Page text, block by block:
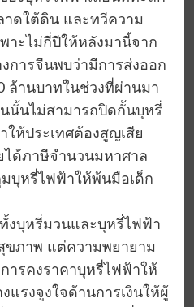
าดใต้ดิน และทวีความ
าะไม่กี่ปีให้หลังมานี้จาก
การจีนพบว่ามีการส่งออก
ล้านบาทในช่วงที่ผ่านมา
นั้นไม่สามารถปิดกั้นบุหรี่
ให้ประเทศต้องสูญเสีย
ได้ภาษีจำนวนมหาศาล
บุหรี่ไฟฟ้าให้พ้นมือเด็ก
งบุหรี่มวนและบุหรี่ไฟฟ้า
ขภาพ แต่ความพยายาม
ารคงราคาบุหรี่ไฟฟ้าให้
แรงจูงใจด้านการเงินให้ผู้